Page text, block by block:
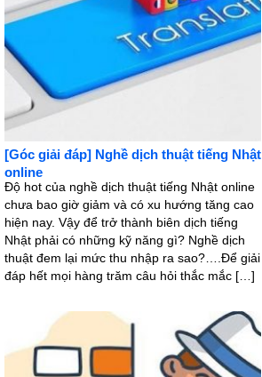
[Góc giải đáp] Nghề dịch thuật tiếng Nhật
online
Độ hot của nghề dịch thuật tiếng Nhật online
chưa bao giờ giảm và có xu hướng tăng cao
hiện nay. Vậy để trở thành biên dịch tiếng
Nhật phải có những kỹ năng gì? Nghề dịch
thuật đem lại mức thu nhập ra sao?….Để giải
đáp hết mọi hàng trăm câu hỏi thắc mắc […]